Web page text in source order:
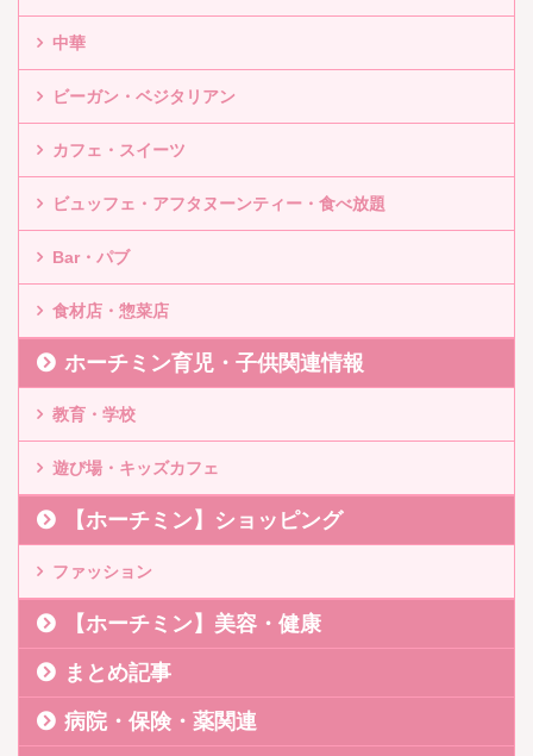
中華
ビーガン・ベジタリアン
カフェ・スイーツ
ビュッフェ・アフタヌーンティー・食べ放題
Bar・パブ
食材店・惣菜店
ホーチミン育児・子供関連情報
教育・学校
遊び場・キッズカフェ
【ホーチミン】ショッピング
ファッション
【ホーチミン】美容・健康
まとめ記事
病院・保険・薬関連